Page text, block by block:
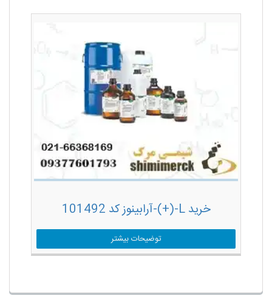
خرید L-(+)-آرابینوز کد 101492
توضیحات بیشتر